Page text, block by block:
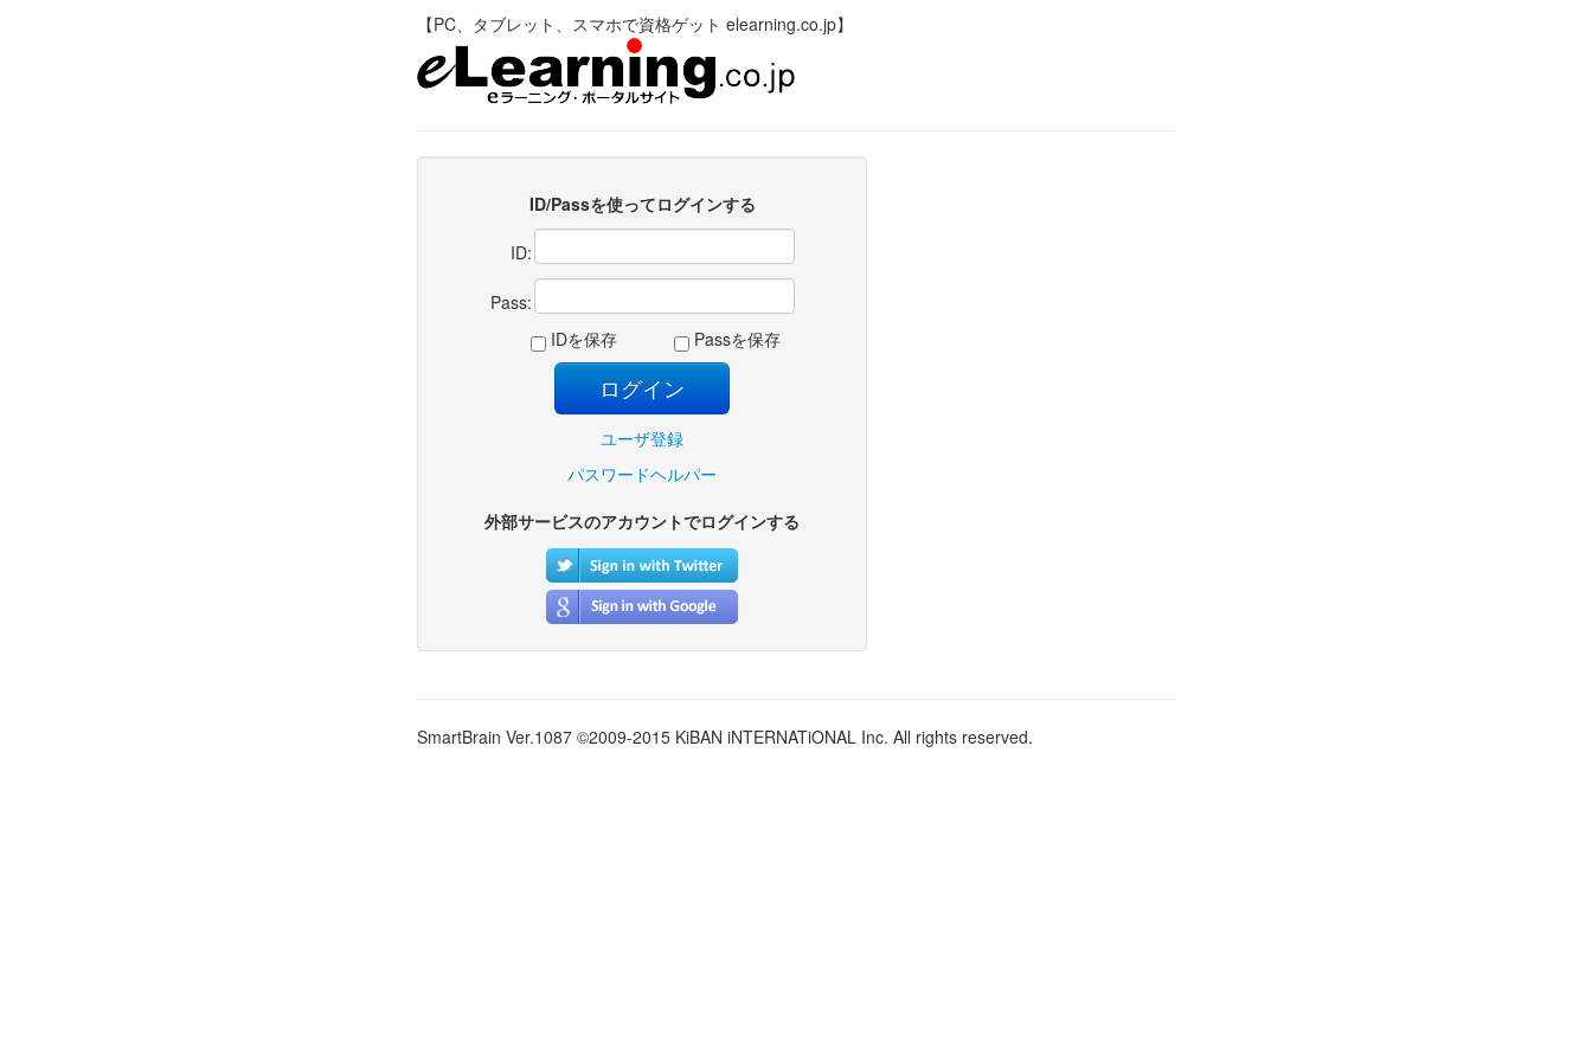
【PC、タブレット、スマホで資格ゲット elearning.co.jp】
ID/Passを使ってログインする
ID:
Pass:
IDを保存
Passを保存
ユーザ登録
パスワードヘルパー
外部サービスのアカウントでログインする
SmartBrain Ver.1087 ©2009-2015 KiBAN iNTERNATiONAL Inc. All rights reserved.